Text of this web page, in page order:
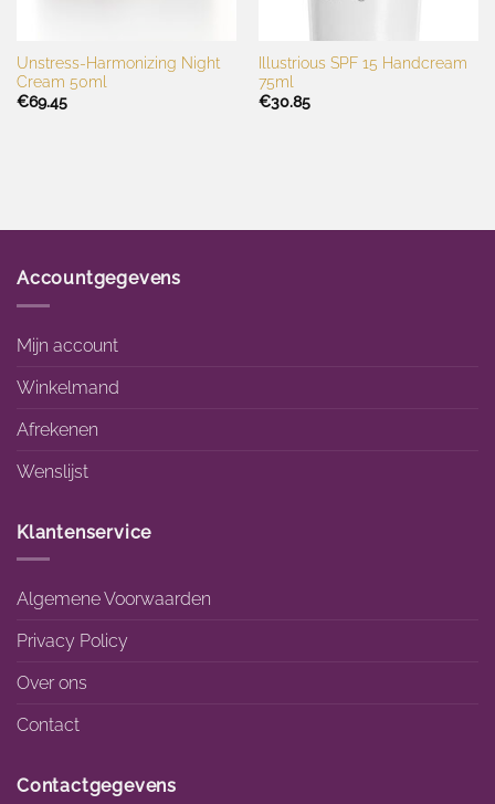
Unstress-Harmonizing Night
Cream 50ml
€69.45
Illustrious SPF 15 Handcream
75ml
€30.85
Accountgegevens
Mijn account
Winkelmand
Afrekenen
Wenslijst
Klantenservice
Algemene Voorwaarden
Privacy Policy
Over ons
Contact
Contactgegevens